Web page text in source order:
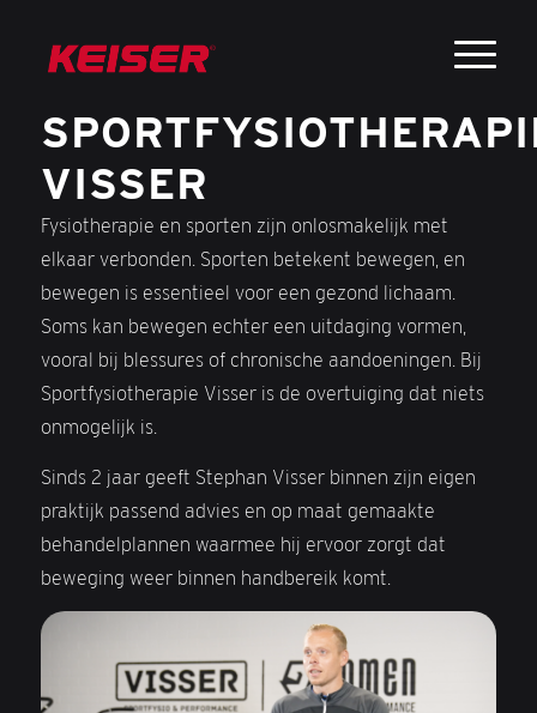
VISSER
Fysiotherapie en sporten zijn onlosmakelijk met
elkaar verbonden. Sporten betekent bewegen, en
bewegen is essentieel voor een gezond lichaam.
Soms kan bewegen echter een uitdaging vormen,
vooral bij blessures of chronische aandoeningen. Bij
Sportfysiotherapie Visser is de overtuiging dat niets
onmogelijk is.
Sinds 2 jaar geeft Stephan Visser binnen zijn eigen
praktijk passend advies en op maat gemaakte
behandelplannen waarmee hij ervoor zorgt dat
beweging weer binnen handbereik komt.